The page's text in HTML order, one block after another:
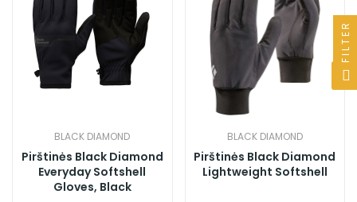
BLACK DIAMOND
Pirštinės Black Diamond
Everyday Softshell
Gloves, Black
BLACK DIAMOND
Pirštinės Black Diamond
Lightweight Softshell
FILTER